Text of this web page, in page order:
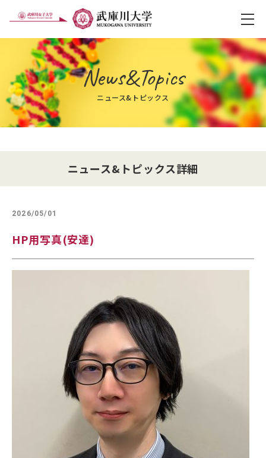
News&Topics
ニュース&トピックス
ニュース&トピックス詳細
2026/05/01
HP用写真(安達)